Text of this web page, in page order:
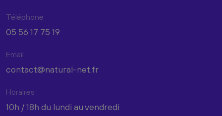
Téléphone
05 56 17 75 19
Email
contact@natural-net.fr
Horaires
10h / 18h du lundi au vendredi